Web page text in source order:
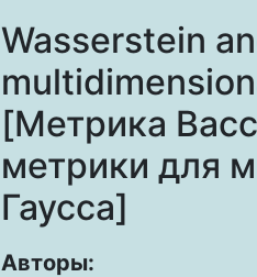
Wasserstein
[Метрика
метрики для
Гаусса]
Авторы: